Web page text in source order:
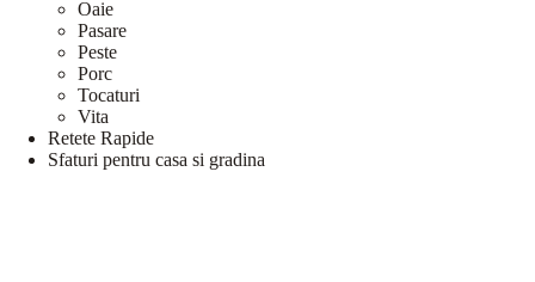
Oaie
Pasare
Peste
Porc
Tocaturi
Vita
Retete Rapide
Sfaturi pentru casa si gradina